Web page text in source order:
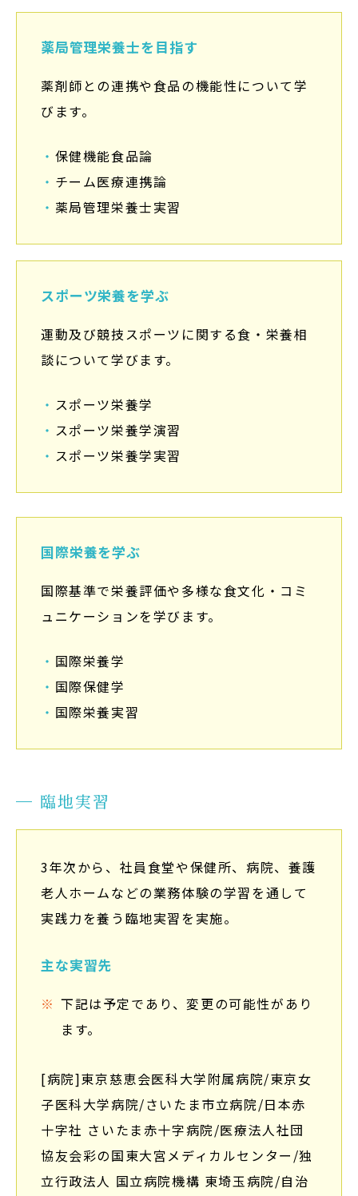
薬局管理栄養士を目指す
薬剤師との連携や食品の機能性について学
びます。
・ 保健機能食品論
・ チーム医療連携論
・ 薬局管理栄養士実習
スポーツ栄養を学ぶ
運動及び競技スポーツに関する食・栄養相
談について学びます。
・ スポーツ栄養学
・ スポーツ栄養学演習
・ スポーツ栄養学実習
国際栄養を学ぶ
国際基準で栄養評価や多様な食文化・コミ
ュニケーションを学びます。
・ 国際栄養学
・ 国際保健学
・ 国際栄養実習
臨地実習
3年次から、社員食堂や保健所、病院、養護
老人ホームなどの業務体験の学習を通して
実践力を養う臨地実習を実施。
主な実習先
下記は予定であり、変更の可能性があり
ます。
[病院]東京慈恵会医科大学附属病院/東京女
子医科大学病院/さいたま市立病院/日本赤
十字社 さいたま赤十字病院/医療法人社団
協友会彩の国東大宮メディカルセンター/独
立行政法人 国立病院機構 東埼玉病院/自治